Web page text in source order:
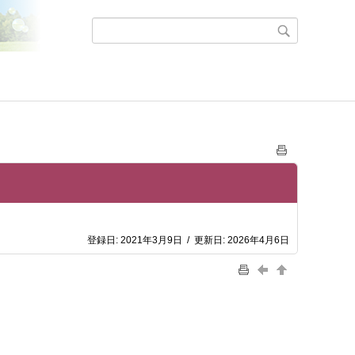
登録日: 2021年3月9日 / 更新日: 2026年4月6日